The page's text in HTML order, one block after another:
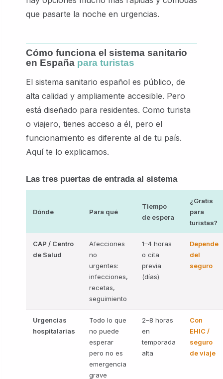
que pasarte la noche en urgencias.
Cómo funciona el sistema sanitario
en España para turistas
El sistema sanitario español es público, de
alta calidad y ampliamente accesible. Pero
está diseñado para residentes. Como turista
o viajero, tienes acceso a él, pero el
funcionamiento es diferente al de tu país.
Aquí te lo explicamos.
Las tres puertas de entrada al sistema
Dónde Para qué
Tiempo
de espera
¿Gratis
para
turistas?
CAP / Centro
de Salud
Afecciones
no
urgentes:
infecciones,
recetas,
seguimiento
1–4 horas
o cita
previa
(días)
Depende
del
seguro
Urgencias
hospitalarias
Todo lo que
no puede
esperar
pero no es
emergencia
grave
2–8 horas
en
temporada
alta
Con
EHIC /
seguro
de viaje